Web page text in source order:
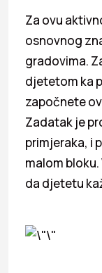
Za ovu
osnovnog
gradovima.
djetetom ka
započnete
Zadatak je
primjeraka, i
malom
da djetetu